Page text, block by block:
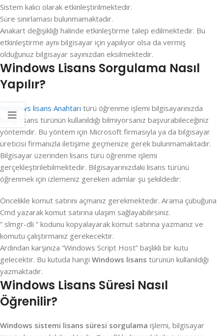
Sistem kalıcı olarak etkinleştirilmektedir.
Süre sınırlaması bulunmamaktadır.
Anakart değişikliği halinde etkinleştirme talep edilmektedir. Bu
etkinleştirme aynı bilgisayar için yapılıyor olsa da vermiş
olduğunuz bilgisayar sayınızdan eksilmektedir.
Windows Lisans Sorgulama Nasıl
Yapılır?
Windows lisans Anahtarı türü öğrenme işlemi bilgisayarınızda
hangi lisans türünün kullanıldığı bilmiyorsanız başvurabileceğiniz
yöntemdir. Bu yöntem için Microsoft firmasıyla ya da bilgisayar
üreticisi firmanızla iletişime geçmenize gerek bulunmamaktadır.
Bilgisayar üzerinden lisans türü öğrenme işlemi
gerçekleştirilebilmektedir. Bilgisayarınızdaki lisans türünü
öğrenmek için izlemeniz gereken adımlar şu şekildedir:
Öncelikle komut satırını açmanız gerekmektedir. Arama çubuğuna
Cmd yazarak komut satırına ulaşım sağlayabilirsiniz.
” slmgr-dli ” kodunu kopyalayarak komut satırına yazmanız ve
komutu çalıştırmanız gerekecektir.
Ardından karşınıza “Windows Script Host” başlıklı bir kutu
gelecektir. Bu kutuda hangi Windows lisans türünün kullanıldığı
yazmaktadır.
Windows Lisans Süresi Nasıl
Öğrenilir?
Windows sistemi lisans süresi sorgulama işlemi, bilgisayar